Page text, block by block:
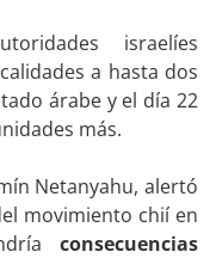
israelíes
a hasta dos
árabe y el día 22
más.
Netanyahu, alertó
movimiento chií en
consecuencias